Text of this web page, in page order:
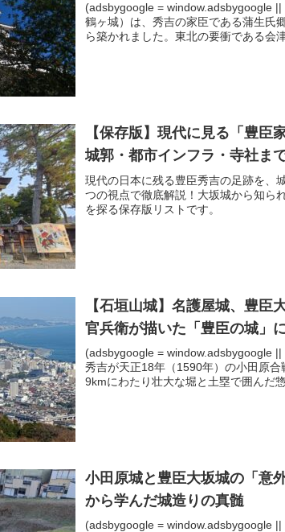
(adsbygoogle = window.adsbygoogle
鶴ヶ城）は、秀吉の家臣である蒲生氏
ら築かれました。東北の要衝である会
【保存版】現代に見る「豊
城郭・都市インフラ・寺社ま
現代の日本に残る豊臣秀吉の足跡を、
つの視点で徹底解説！大坂城から知ら
を探る保存版リストです。
【石垣山城】名護屋城、豊臣
官兵衛が描いた「豊臣の城」
(adsbygoogle = window.adsbygoogle
秀吉が天正18年（1590年）の小田原
9kmにわたり壮大な堀と土塁で囲んだ
小田原城と豊臣大坂城の「意
から学んだ城造りの真髄
(adsbygoogle = window.adsbygoogle